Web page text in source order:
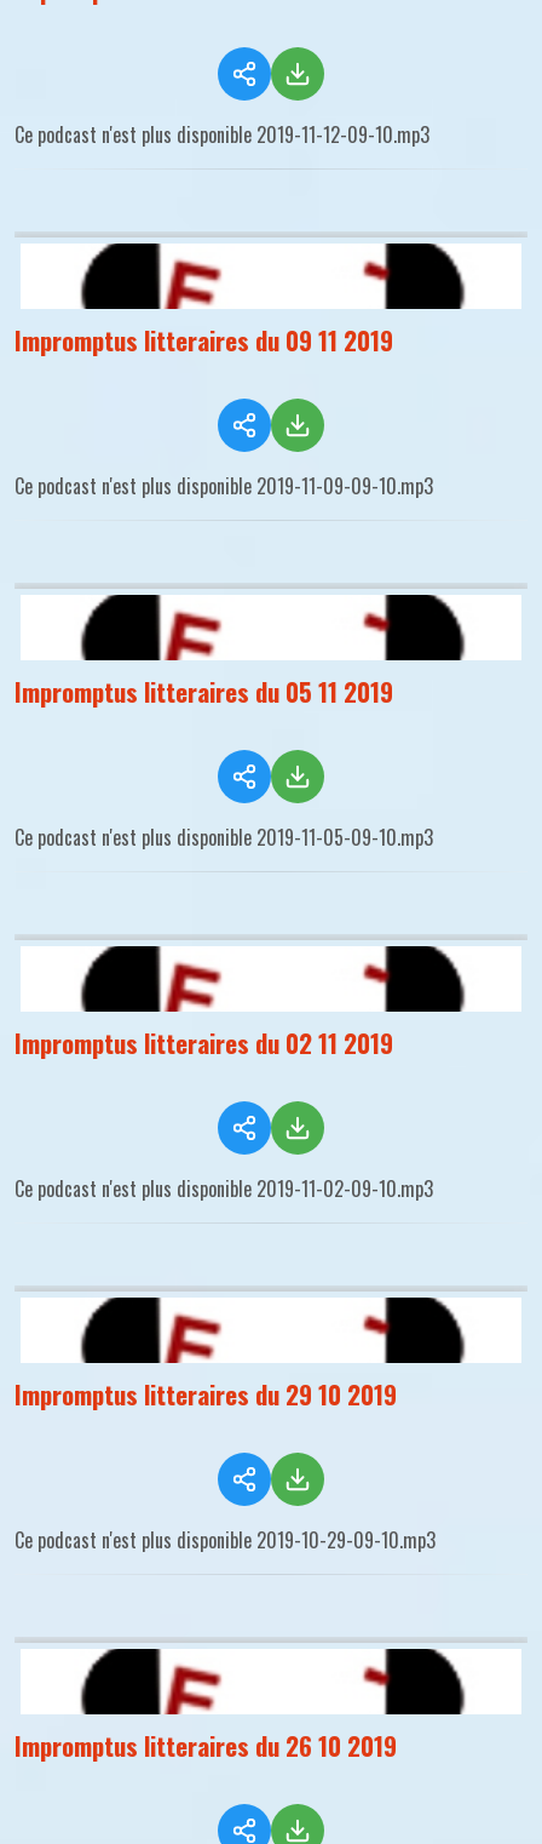
Ce podcast n'est plus disponible 2019-11-12-09-10.mp3
Impromptus litteraires du 09 11 2019
Ce podcast n'est plus disponible 2019-11-09-09-10.mp3
Impromptus litteraires du 05 11 2019
Ce podcast n'est plus disponible 2019-11-05-09-10.mp3
Impromptus litteraires du 02 11 2019
Ce podcast n'est plus disponible 2019-11-02-09-10.mp3
Impromptus litteraires du 29 10 2019
Ce podcast n'est plus disponible 2019-10-29-09-10.mp3
Impromptus litteraires du 26 10 2019